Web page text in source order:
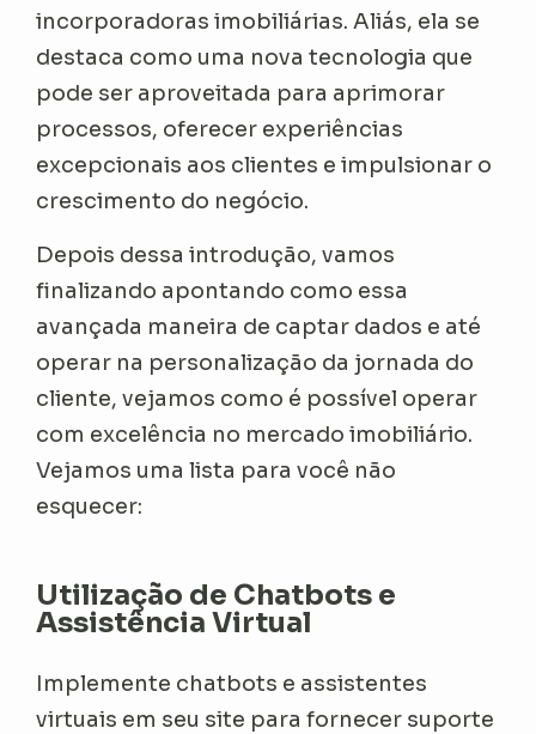
incorporadoras imobiliárias. Aliás, ela se
destaca como uma nova tecnologia que
pode ser aproveitada para aprimorar
processos, oferecer experiências
excepcionais aos clientes e impulsionar o
crescimento do negócio.
Depois dessa introdução, vamos
finalizando apontando como essa
avançada maneira de captar dados e até
operar na personalização da jornada do
cliente, vejamos como é possível operar
com excelência no mercado imobiliário.
Vejamos uma lista para você não
esquecer:
Utilização de Chatbots e
Assistência Virtual
Implemente chatbots e assistentes
virtuais em seu site para fornecer suporte